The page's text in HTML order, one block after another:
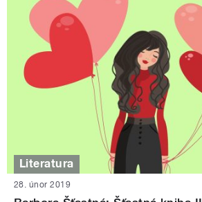
Literatura
28. únor 2019